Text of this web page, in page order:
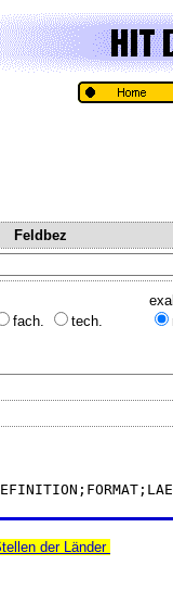
Feldbez
fach. tech.
der Länder